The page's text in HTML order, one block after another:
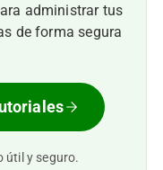
administrar tus
de forma segura
útil y seguro.